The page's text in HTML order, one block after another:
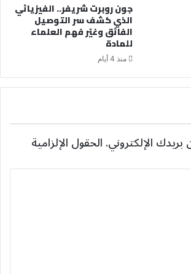
جون روبرت شريفر.. الفيزيائي
الذي كشف سر التوصيل
الفائق وغيّر فهم العلماء
للمادة
منذ 4 أيام
الإلكتروني.الحقول الإلزامية